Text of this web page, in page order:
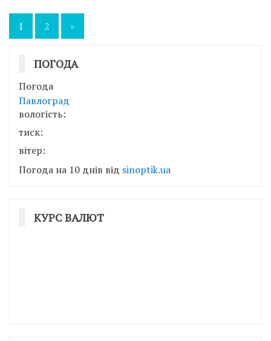
Пагінація
1 2 »
ПОГОДА
Погода
Павлоград
вологість:
тиск:
вітер:
Погода на 10 днів від sinoptik.ua
КУРС ВАЛЮТ